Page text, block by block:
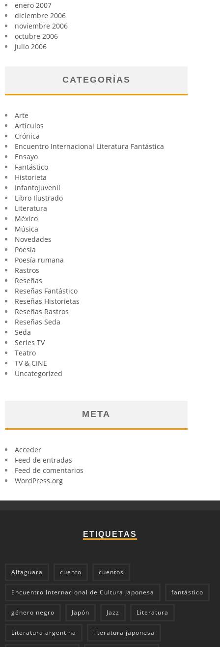
enero 2007
diciembre 2006
noviembre 2006
octubre 2006
julio 2006
CATEGORÍAS
Arte
Artículos
Crónica
Encuentro Internacional Literatura Fantástica
Ensayo
Fantástico
Historieta
Infantojuvenil
Libro Ilustrado
Literatura
México
Música
Novedades
Poesia
Poesía rumana
Rastros
Reseñas
Reseñas Fantástico
Reseñas Historietas
Reseñas Rastros
Reseñas Seda
Seda
Series TV
Teatro
TV & CINE
Uncategorized
META
Acceder
Feed de entradas
Feed de comentarios
WordPress.org
ETIQUETAS
Alfaguara cuento cuentos
Encuentro Internacional de Cultura Japonesa fantástico
género negro Japón Jazz Literatura
Literatura argentina literatura japonesa